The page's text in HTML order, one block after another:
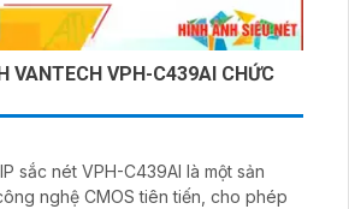
VANTECH VPH-C439AI CHỨC
sắc nét VPH-C439AI là một sản
nghệ CMOS tiên tiến, cho phép